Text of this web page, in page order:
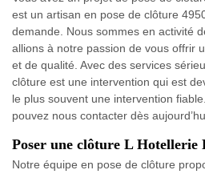
est un artisan en pose de clôture
demande. Nous sommes en activité
allions à notre passion de vous offrir
et de qualité. Avec des services
clôture est une intervention qui est
le plus souvent une intervention
pouvez nous contacter dès
Poser une clôture L Hotellerie
Notre équipe en pose de clôture